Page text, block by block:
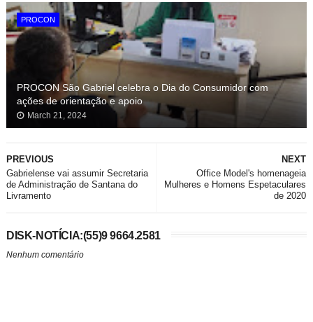
PROCON
PROCON São Gabriel celebra o Dia do Consumidor com
ações de orientação e apoio
March 21, 2024
NEXT
Office Model's homenageia
Mulheres e Homens Espetaculares
de 2020
PREVIOUS
Gabrielense vai assumir Secretaria
de Administração de Santana do
Livramento
DISK-NOTÍCIA:(55)9 9664.2581
Nenhum comentário